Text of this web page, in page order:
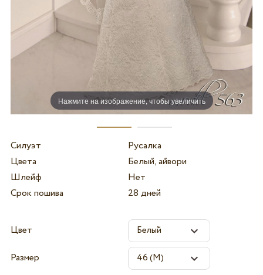
Нажмите на изображение, чтобы увеличить
Силуэт
Русалка
Цвета
Белый, айвори
Шлейф
Нет
Срок пошива
28 дней
Цвет
Размер